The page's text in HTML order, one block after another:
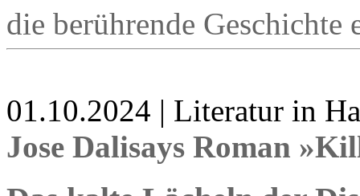
die berührende Geschichte
01.10.2024 | Literatur in
Jose Dalisays Roman